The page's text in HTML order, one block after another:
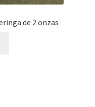
de 2 onzas